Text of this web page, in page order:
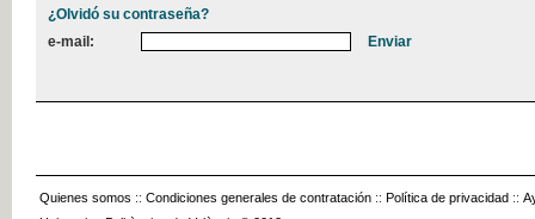
¿Olvidó su contraseña?
e-mail:
Quienes somos :: Condiciones generales de contratación :: Política de privacidad ::